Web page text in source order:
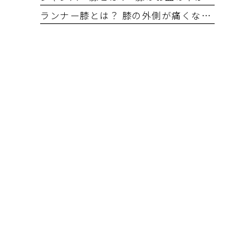
ランナー膝とは？ 膝の外側が痛くなる原因と対処法